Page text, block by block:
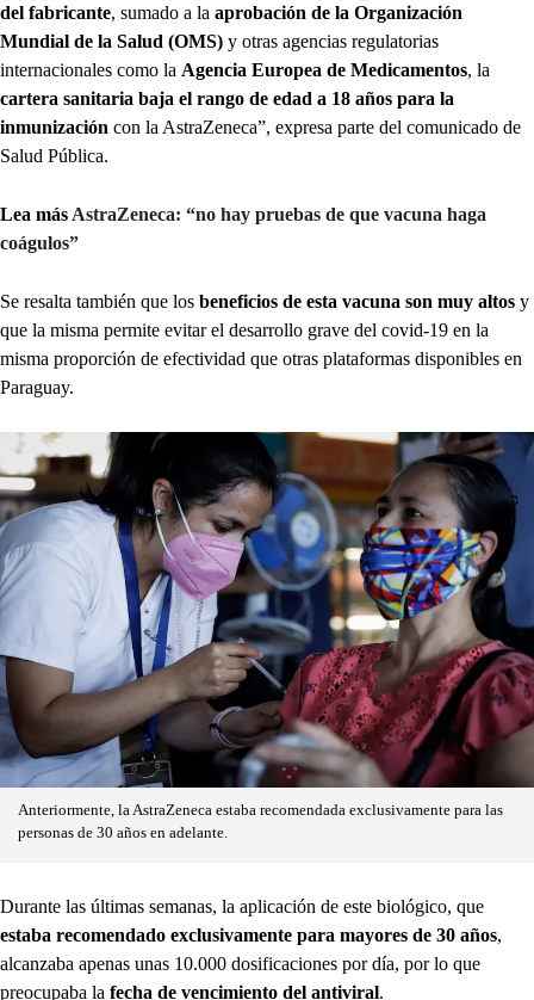
del fabricante, sumado a la aprobación de la Organización
Mundial de la Salud (OMS) y otras agencias regulatorias
internacionales como la Agencia Europea de Medicamentos, la
cartera sanitaria baja el rango de edad a 18 años para la
inmunización con la AstraZeneca”, expresa parte del comunicado de
Salud Pública.
Lea más AstraZeneca: “no hay pruebas de que vacuna haga
coágulos”
Se resalta también que los beneficios de esta vacuna son muy altos y
que la misma permite evitar el desarrollo grave del covid-19 en la
misma proporción de efectividad que otras plataformas disponibles en
Paraguay.
Anteriormente, la AstraZeneca estaba recomendada exclusivamente para las
personas de 30 años en adelante.
Durante las últimas semanas, la aplicación de este biológico, que
estaba recomendado exclusivamente para mayores de 30 años,
alcanzaba apenas unas 10.000 dosificaciones por día, por lo que
preocupaba la fecha de vencimiento del antiviral.